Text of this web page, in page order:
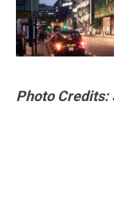
Photo Credits: